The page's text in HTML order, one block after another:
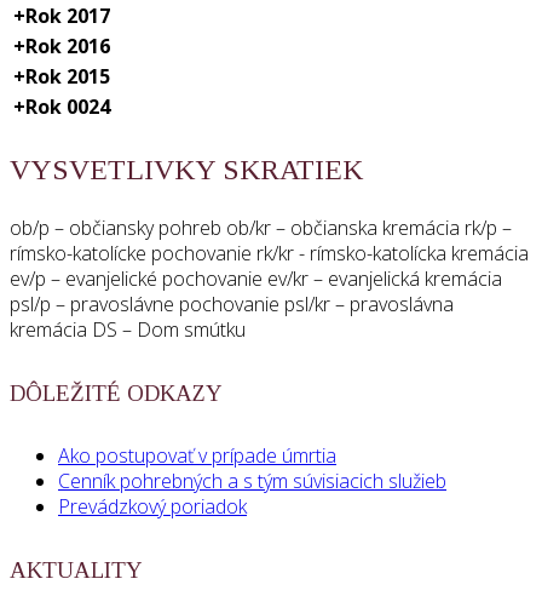
+Rok 2017
+Rok 2016
+Rok 2015
+Rok 0024
VYSVETLIVKY SKRATIEK
ob/p – občiansky pohreb ob/kr – občianska kremácia rk/p –
rímsko-katolícke pochovanie rk/kr - rímsko-katolícka kremácia
ev/p – evanjelické pochovanie ev/kr – evanjelická kremácia
psl/p – pravoslávne pochovanie psl/kr – pravoslávna
kremácia DS – Dom smútku
DÔLEŽITÉ ODKAZY
Ako postupovať v prípade úmrtia
Cenník pohrebných a s tým súvisiacich služieb
Prevádzkový poriadok
AKTUALITY